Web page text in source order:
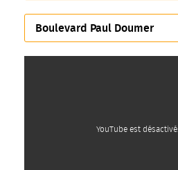
Boulevard Paul Doumer
YouTube est désactivé.